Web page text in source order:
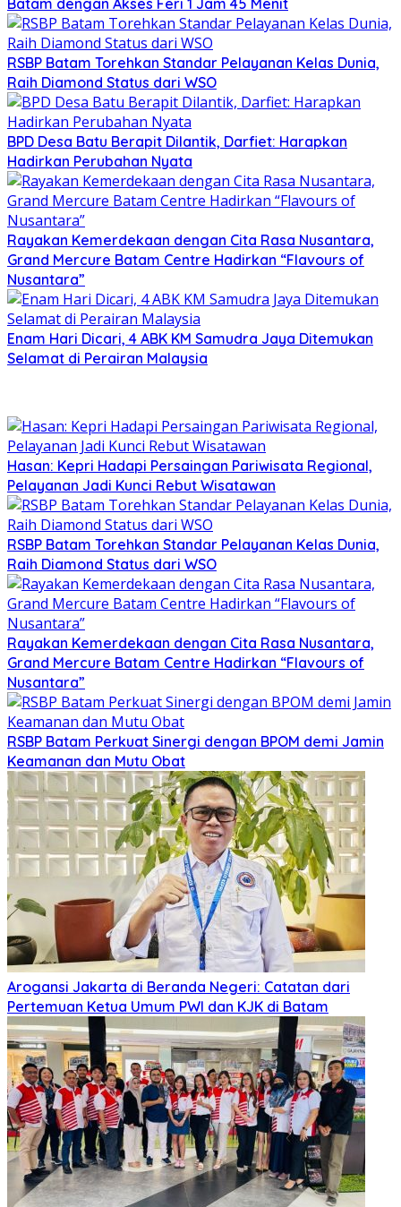
Batam dengan Akses Feri 1 Jam 45 Menit
RSBP Batam Torehkan Standar Pelayanan Kelas Dunia,
Raih Diamond Status dari WSO
BPD Desa Batu Berapit Dilantik, Darfiet: Harapkan
Hadirkan Perubahan Nyata
Rayakan Kemerdekaan dengan Cita Rasa Nusantara,
Grand Mercure Batam Centre Hadirkan “Flavours of
Nusantara”
Enam Hari Dicari, 4 ABK KM Samudra Jaya Ditemukan
Selamat di Perairan Malaysia
Hasan: Kepri Hadapi Persaingan Pariwisata Regional,
Pelayanan Jadi Kunci Rebut Wisatawan
RSBP Batam Torehkan Standar Pelayanan Kelas Dunia,
Raih Diamond Status dari WSO
Rayakan Kemerdekaan dengan Cita Rasa Nusantara,
Grand Mercure Batam Centre Hadirkan “Flavours of
Nusantara”
RSBP Batam Perkuat Sinergi dengan BPOM demi Jamin
Keamanan dan Mutu Obat
Arogansi Jakarta di Beranda Negeri: Catatan dari
Pertemuan Ketua Umum PWI dan KJK di Batam